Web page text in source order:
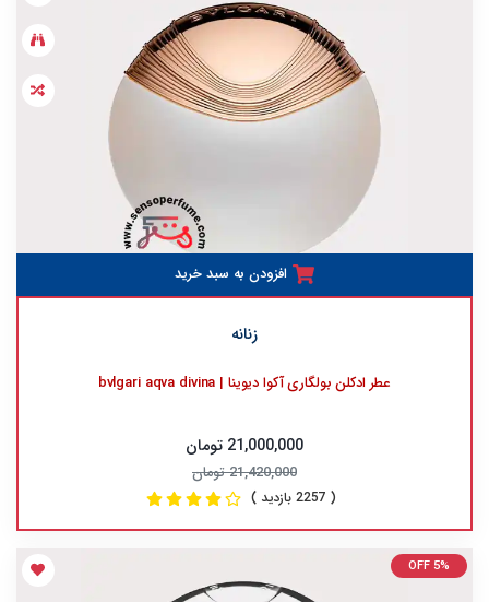
افزودن به سبد خرید
زنانه
عطر ادکلن بولگاری آکوا دیوینا | bvlgari aqva divina
21,000,000 تومان
21,420,000 تومان
( 2257 بازدید )
OFF 5%